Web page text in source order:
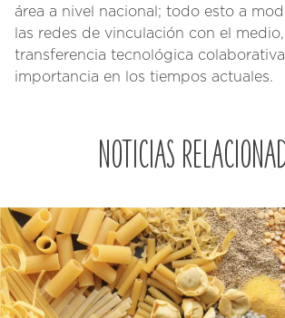
área a nivel nacional; todo esto a
las redes de vinculación con el
transferencia tecnológica
importancia en los tiempos actuales.
Noticias